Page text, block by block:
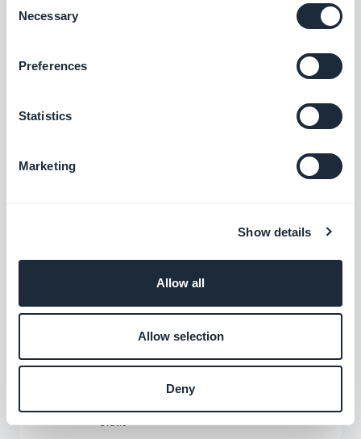
Selection
Necessary
Preferences
Statistics
Marketing
Show details
Allow all
Allow selection
Deny
Make
Collega la tua app a migliaia di altri servizi
online. Imposta le automazioni senza dover
programmare.
(È necessario un account su
Gratis
Descrivete una funzione e l'intelligenza artificiale la
L'intelligenza artificiale che risponde ai vostri contenuti